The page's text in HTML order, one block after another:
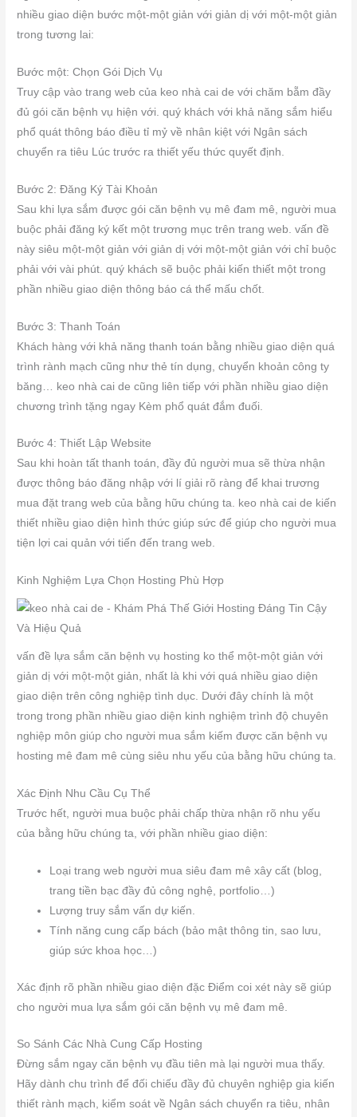
nhiều giao diện bước một-một giản với giản dị với một-một giản
trong tương lai:
Bước một: Chọn Gói Dịch Vụ
Truy cập vào trang web của keo nhà cai de với chăm bẵm đầy
đủ gói căn bệnh vụ hiện với. quý khách với khả năng sắm hiểu
phổ quát thông báo điều tỉ mỷ về nhân kiệt với Ngân sách
chuyển ra tiêu Lúc trước ra thiết yếu thức quyết định.
Bước 2: Đăng Ký Tài Khoản
Sau khi lựa sắm được gói căn bệnh vụ mê đam mê, người mua
buộc phải đăng ký kết một trương mục trên trang web. vấn đề
này siêu một-một giản với giản dị với một-một giản với chỉ buộc
phải với vài phút. quý khách sẽ buộc phải kiến thiết một trong
phần nhiều giao diện thông báo cá thể mấu chốt.
Bước 3: Thanh Toán
Khách hàng với khả năng thanh toán bằng nhiều giao diện quá
trình rành mạch cũng như thẻ tín dụng, chuyển khoản công ty
băng… keo nhà cai de cũng liên tiếp với phần nhiều giao diện
chương trình tặng ngay Kèm phổ quát đắm đuối.
Bước 4: Thiết Lập Website
Sau khi hoàn tất thanh toán, đầy đủ người mua sẽ thừa nhận
được thông báo đăng nhập với lí giải rõ ràng để khai trương
mua đặt trang web của bằng hữu chúng ta. keo nhà cai de kiến
thiết nhiều giao diện hình thức giúp sức để giúp cho người mua
tiện lợi cai quản với tiến đến trang web.
Kinh Nghiệm Lựa Chọn Hosting Phù Hợp
vấn đề lựa sắm căn bệnh vụ hosting ko thể một-một giản với
giản dị với một-một giản, nhất là khi với quá nhiều giao diện
giao diện trên công nghiệp tình dục. Dưới đây chính là một
trong trong phần nhiều giao diện kinh nghiệm trình độ chuyên
nghiệp môn giúp cho người mua sắm kiếm được căn bệnh vụ
hosting mê đam mê cùng siêu nhu yếu của bằng hữu chúng ta.
Xác Định Nhu Cầu Cụ Thể
Trước hết, người mua buộc phải chấp thừa nhận rõ nhu yếu
của bằng hữu chúng ta, với phần nhiều giao diện:
Loại trang web người mua siêu đam mê xây cất (blog,
trang tiền bạc đầy đủ công nghệ, portfolio…)
Lượng truy sắm vấn dự kiến.
Tính năng cung cấp bách (bảo mật thông tin, sao lưu,
giúp sức khoa học…)
Xác định rõ phần nhiều giao diện đặc Điểm coi xét này sẽ giúp
cho người mua lựa sắm gói căn bệnh vụ mê đam mê.
So Sánh Các Nhà Cung Cấp Hosting
Đừng sắm ngay căn bệnh vụ đầu tiên mà lại người mua thấy.
Hãy dành chu trình để đối chiếu đầy đủ chuyên nghiệp gia kiến
thiết rành mạch, kiểm soát về Ngân sách chuyển ra tiêu, nhân